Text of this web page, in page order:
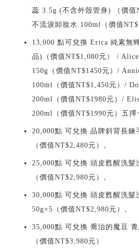
蕊 3.5g (不含外殼管身) （價值
不流淚卸妝水 100ml（價值
13,000 點可兌換 Erica 純素無
品)（價值NT$1,080元） /
150g（價值NT$1450元）/
100ml（價值NT$1,450元）/
200ml（價值NT$1980元）/
200ml（價值NT$1990元）五擇
20,000點 可兌換 品牌斜背長
（價值NT$2,480元）。
25,000點 可兌換 頭皮甦醒洗髮
（價值NT$2,980元）。
30,000點 可兌換 頭皮甦醒洗髮
50g×5（價值NT$2,980元）。
35,000點 可兌換 喬治的魔豆
（價值NT$3,980元）